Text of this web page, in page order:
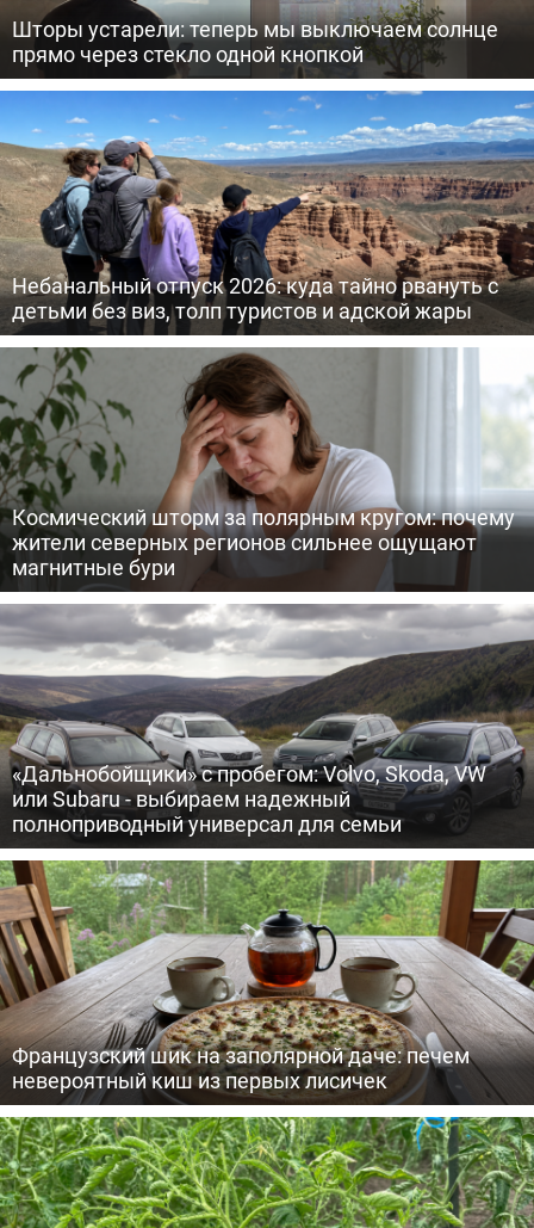
Шторы устарели: теперь мы выключаем солнце
прямо через стекло одной кнопкой
Небанальный отпуск 2026: куда тайно рвануть с
детьми без виз, толп туристов и адской жары
Космический шторм за полярным кругом: почему
жители северных регионов сильнее ощущают
магнитные бури
«Дальнобойщики» с пробегом: Volvo, Skoda, VW
или Subaru - выбираем надежный
полноприводный универсал для семьи
Французский шик на заполярной даче: печем
невероятный киш из первых лисичек